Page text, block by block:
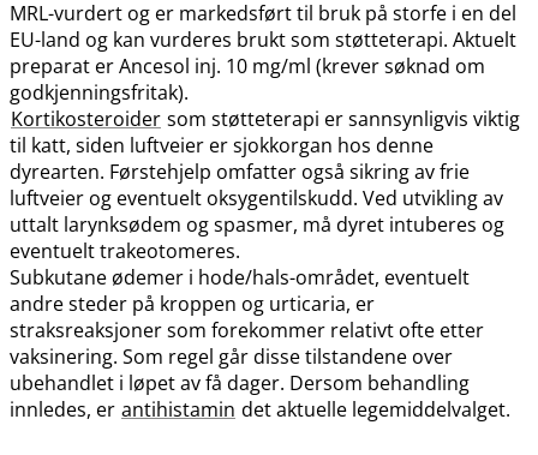
MRL-vurdert og er markedsført til bruk på storfe i en del
EU-land og kan vurderes brukt som støtteterapi. Aktuelt
preparat er Ancesol inj. 10 mg/ml (krever søknad om
godkjenningsfritak).
Kortikosteroider som støtteterapi er sannsynligvis viktig
til katt, siden luftveier er sjokkorgan hos denne
dyrearten. Førstehjelp omfatter også sikring av frie
luftveier og eventuelt oksygentilskudd. Ved utvikling av
uttalt larynksødem og spasmer, må dyret intuberes og
eventuelt trakeotomeres.
Subkutane ødemer i hode​/​hals-området, eventuelt
andre steder på kroppen og urticaria, er
straksreaksjoner som forekommer relativt ofte etter
vaksinering. Som regel går disse tilstandene over
ubehandlet i løpet av få dager. Dersom behandling
innledes, er antihistamin det aktuelle legemiddelvalget.